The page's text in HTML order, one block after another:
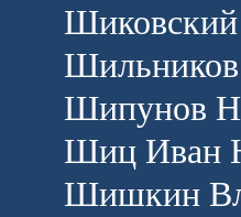
Шильников
Шипунов
Шиц Иван
Шишкин